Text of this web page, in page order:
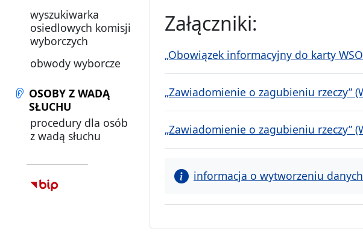
wyszukiwarka
osiedlowych komisji
wyborczych
obwody wyborcze
OSOBY Z WADĄ
SŁUCHU
procedury dla osób
z wadą słuchu
Załączniki:
„Obowiązek informacyjny do karty
„Zawiadomienie o zagubieniu rzeczy”
„Zawiadomienie o zagubieniu rzeczy”
informacja o wytworzeniu danych